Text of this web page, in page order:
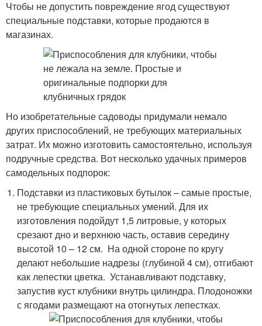
Чтобы не допустить повреждение ягод существуют
специальные подставки, которые продаются в
магазинах.
Но изобретательные садоводы придумали немало
других приспособлений, не требующих материальных
затрат. Их можно изготовить самостоятельно, используя
подручные средства. Вот несколько удачных примеров
самодельных подпорок:
Подставки из пластиковых бутылок – самые простые,
не требующие специальных умений. Для их
изготовления подойдут 1,5 литровые, у которых
срезают дно и верхнюю часть, оставив середину
высотой 10 – 12 см. На одной стороне по кругу
делают небольшие надрезы (глубиной 4 см), отгибают
как лепестки цветка. Устанавливают подставку,
запустив куст клубники внутрь цилиндра. Плодоножки
с ягодами размещают на отогнутых лепестках.